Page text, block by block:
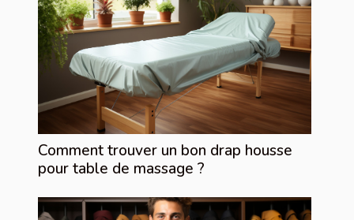
Comment trouver un bon drap housse
pour table de massage ?